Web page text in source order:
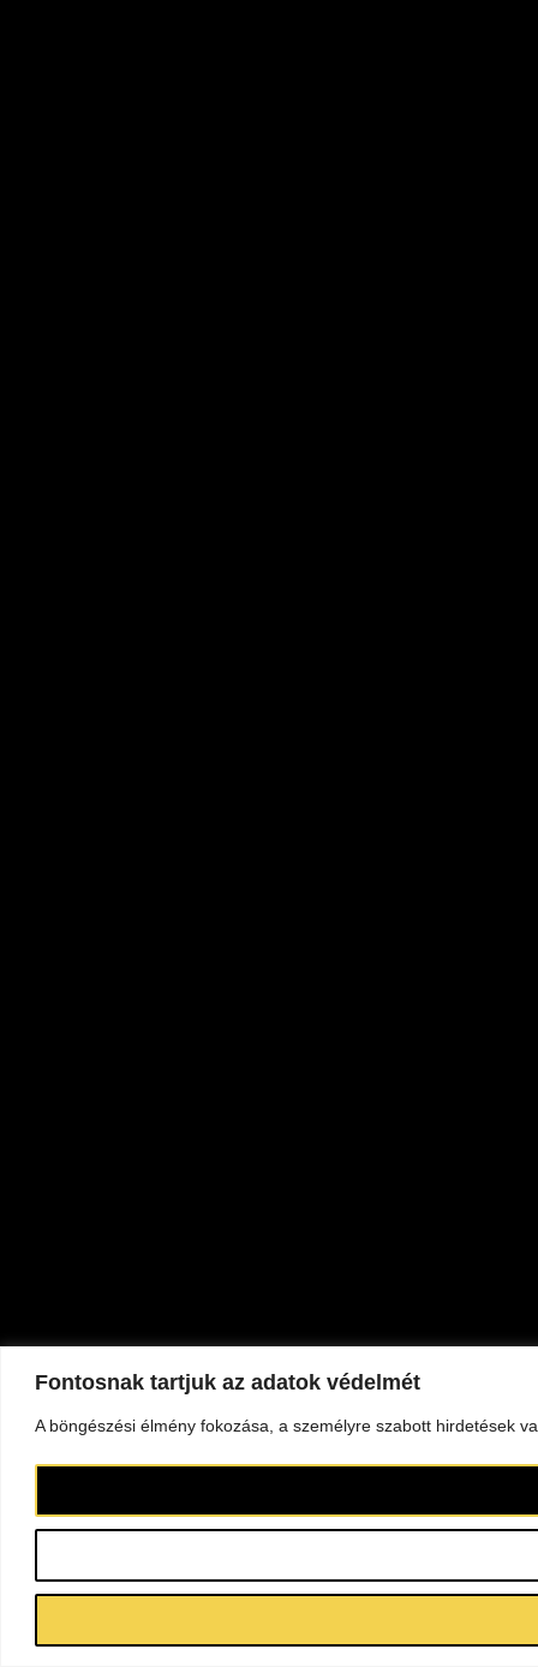
Fontosnak tartjuk az adatok védelmét
A böngészési élmény fokozása, a személyre szabott hirdetések